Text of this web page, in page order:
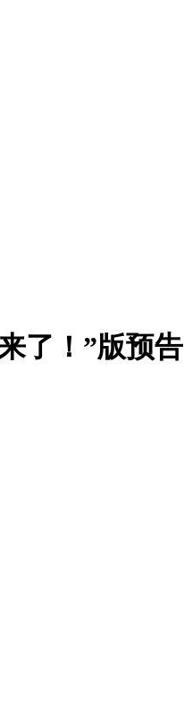
了！”版预告